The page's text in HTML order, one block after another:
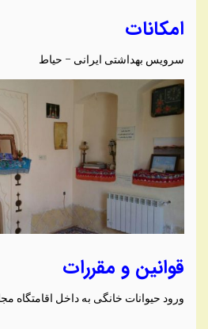
امکانات
سرویس بهداشتی ایرانی – حیاط
قوانین و مقررات
ورود حیوانات خانگی به داخل اقامتگاه